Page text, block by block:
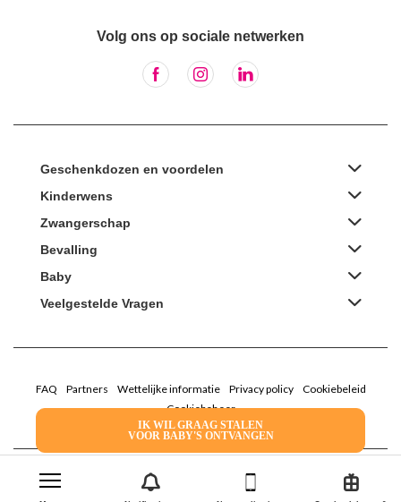
IK WIL GRAAG STALEN
VOOR BABY'S ONTVANGEN
Volg ons op sociale netwerken
Geschenkdozen en voordelen
Kinderwens
Zwangerschap
Bevalling
Baby
Veelgestelde Vragen
FAQ Partners Wettelijke informatie Privacy policy
Cookiebeleid
Cookiebeheer
2022 Family Service - De Roze Doos